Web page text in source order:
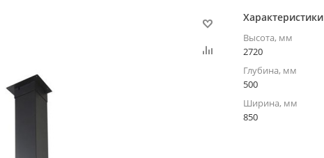
Характеристики
Высота, мм
2720
Глубина, мм
500
Ширина, мм
850